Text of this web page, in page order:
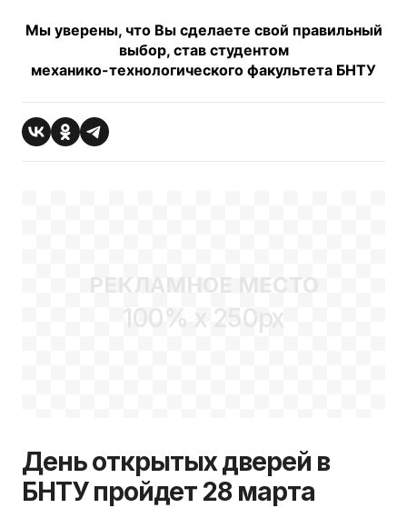
Мы уверены, что Вы сделаете свой правильный
выбор, став студентом
механико-технологического факультета БНТУ
РЕКЛАМНОЕ МЕСТО
100% x 250px
День открытых дверей в
БНТУ пройдет 28 марта